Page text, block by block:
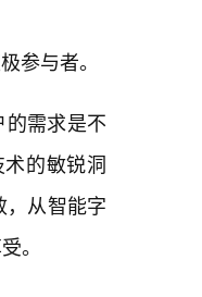
参与者。
需求是不
的敏锐洞
从智能字
。